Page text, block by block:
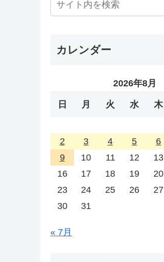
カレンダー
2026年8月
日 月 火 水 木
2
3 4 5 6
9
10 11 12 13
16
17 18 19 20
23
24 25 26 27
30
31
« 7月